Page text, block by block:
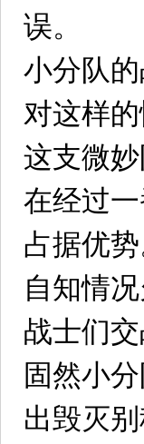
误。
小分队
对这样
这支微
在经过
占据优势
自知情
战士们
固然小
出毁灭